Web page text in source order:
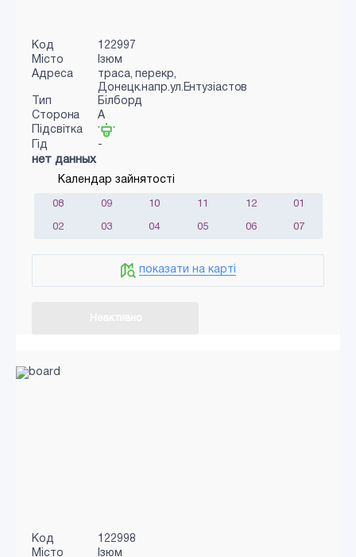
Код
122997
Місто
Ізюм
Адреса
траса, перекр,
Донецк.напр.ул.Ентузіастов
Тип
Білборд
Сторона
A
Підсвітка
Гід
-
нет данных
Календар зайнятості
08 09 10 11 12 01
02 03 04 05 06 07
показати на карті
Код
122998
Місто
Ізюм